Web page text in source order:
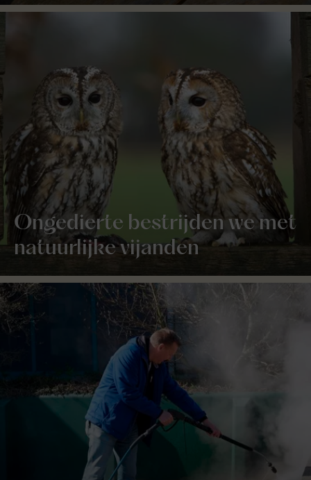
Ongedierte bestrijden we met
natuurlijke vijanden